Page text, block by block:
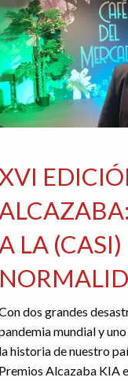
LA (CASI)
dos grandes
mundial y
la historia de nuestro
Premios Alcazaba KIA